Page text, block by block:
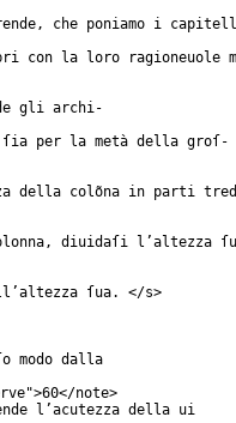
che poniamo i
con la loro
gli archi-
per la metà della groſ-
della colõna in parti
diuidaſi l’altezza
ſua. </s>
modo dalla
">60</note>
l’acutezza della ui